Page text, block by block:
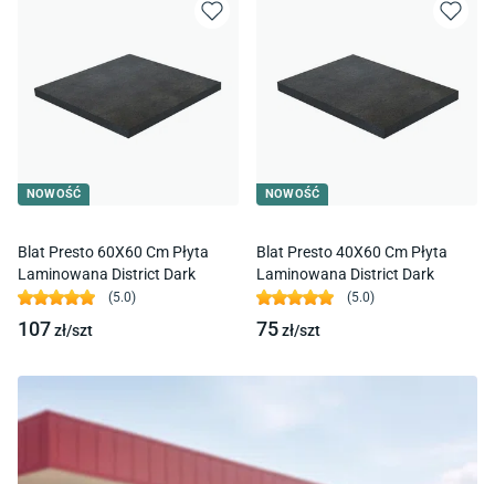
NOWOŚĆ
Blat Presto 60X60 Cm Płyta
Laminowana District Dark
(5.0)
107zł/szt
NOWOŚĆ
Blat Presto 40X60 Cm Płyta
Laminowana District Dark
(5.0)
75zł/szt